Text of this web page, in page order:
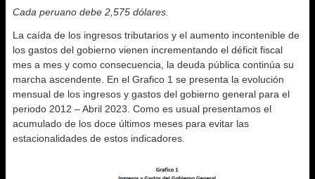
Cada peruano debe 2,575 dólares.
La caída de los ingresos tributarios y el aumento incontenible de
los gastos del gobierno vienen incrementando el déficit fiscal
mes a mes y como consecuencia, la deuda pública continúa su
marcha ascendente. En el Grafico 1 se presenta la evolución
mensual de los ingresos y gastos del gobierno general para el
periodo 2012 – Abril 2023. Como es usual presentamos el
acumulado de los doce últimos meses para evitar las
estacionalidades de estos indicadores.